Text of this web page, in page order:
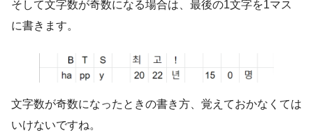
そして文字数が奇数になる場合は、最後の1文字を1マス
に書きます。
文字数が奇数になったときの書き方、覚えておかなくては
いけないですね。